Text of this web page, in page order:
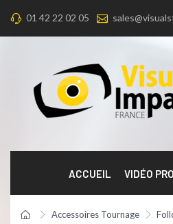
01 42 22 02 05
ACCUEIL VIDÉO PRO
Accessoires Tournage